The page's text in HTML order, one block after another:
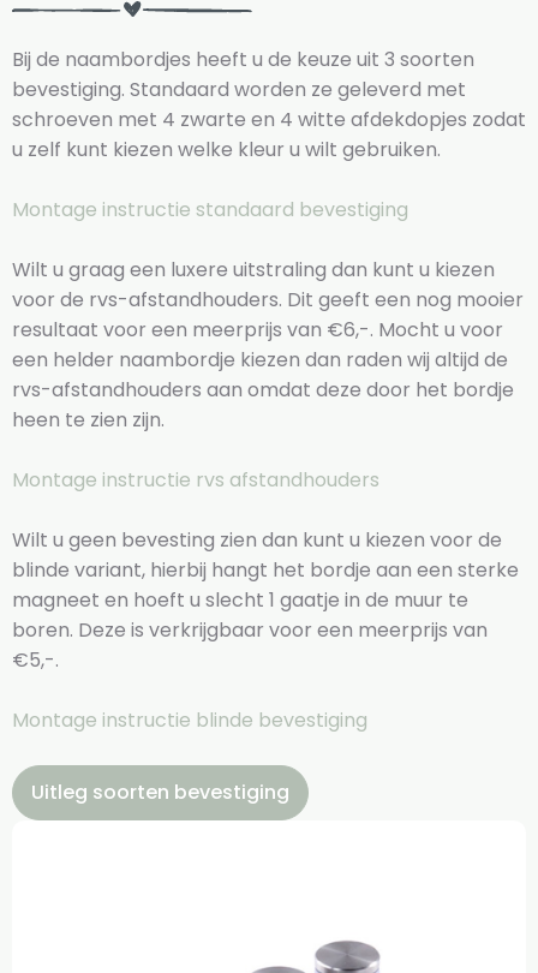
Bij de naambordjes heeft u de keuze uit 3 soorten
bevestiging. Standaard worden ze geleverd met
schroeven met 4 zwarte en 4 witte afdekdopjes zodat
u zelf kunt kiezen welke kleur u wilt gebruiken.
Montage instructie standaard bevestiging
Wilt u graag een luxere uitstraling dan kunt u kiezen
voor de rvs-afstandhouders. Dit geeft een nog mooier
resultaat voor een meerprijs van €6,-. Mocht u voor
een helder naambordje kiezen dan raden wij altijd de
rvs-afstandhouders aan omdat deze door het bordje
heen te zien zijn.
Montage instructie rvs afstandhouders
Wilt u geen bevesting zien dan kunt u kiezen voor de
blinde variant, hierbij hangt het bordje aan een sterke
magneet en hoeft u slecht 1 gaatje in de muur te
boren. Deze is verkrijgbaar voor een meerprijs van
€5,-.
Montage instructie blinde bevestiging
Uitleg soorten bevestiging